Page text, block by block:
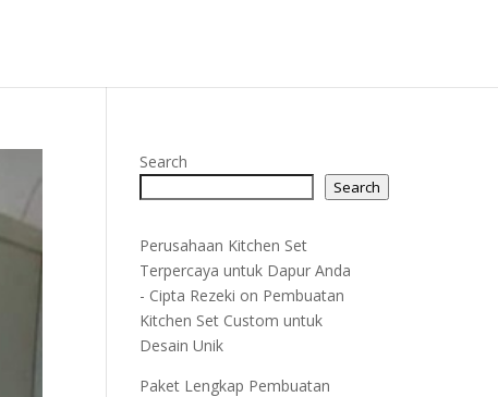
Search
Search
Perusahaan Kitchen Set
Terpercaya untuk Dapur Anda
- Cipta Rezeki on Pembuatan
Kitchen Set Custom untuk
Desain Unik
Paket Lengkap Pembuatan